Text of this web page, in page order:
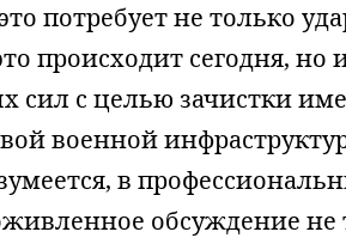
потребует не только
происходит сегодня, но
сил с целью зачистки
военной
в
обсуждение не